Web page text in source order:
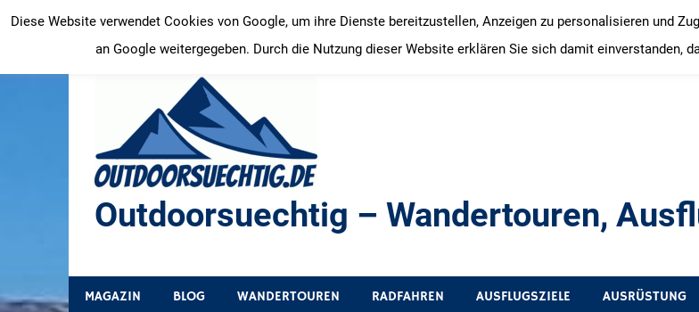
Inhalt
springen
Outdoorsuechtig – Wandertouren,
MAGAZIN BLOG WANDERTOUREN RADFAHREN AUSFLUGSZIELE AUSRÜSTUNG
Diese Website verwendet Cookies von Google, um ihre Dienste bereitzustellen, Anzeigen zu personalisieren und
an Google weitergegeben. Durch die Nutzung dieser Website erklären Sie sich damit einverstanden,